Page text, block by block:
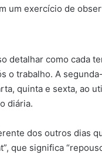
um exercício de
detalhar como cada
o trabalho. A
quinta e sexta, ao
diária.
dos outros dias
que significa